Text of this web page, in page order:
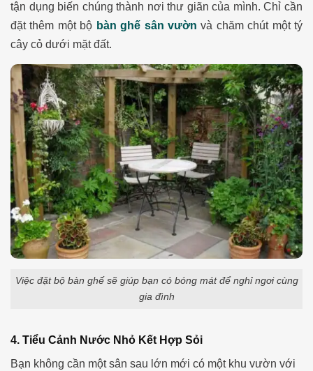
tận dụng biến chúng thành nơi thư giãn của mình. Chỉ cần
đặt thêm một bộ bàn ghế sân vườn và chăm chút một tý
cây cỏ dưới mặt đất.
Việc đặt bộ bàn ghế sẽ giúp bạn có bóng mát để nghỉ ngơi cùng
gia đình
4. Tiểu Cảnh Nước Nhỏ Kết Hợp Sỏi
Bạn không cần một sân sau lớn mới có một khu vườn với